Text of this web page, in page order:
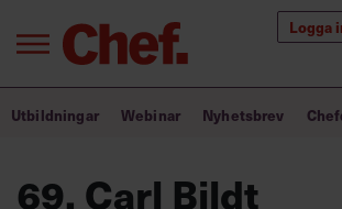
Logga
Bra ledare förändrar
Utbildningar Webinar Nyhetsbrev
69. Carl Bildt